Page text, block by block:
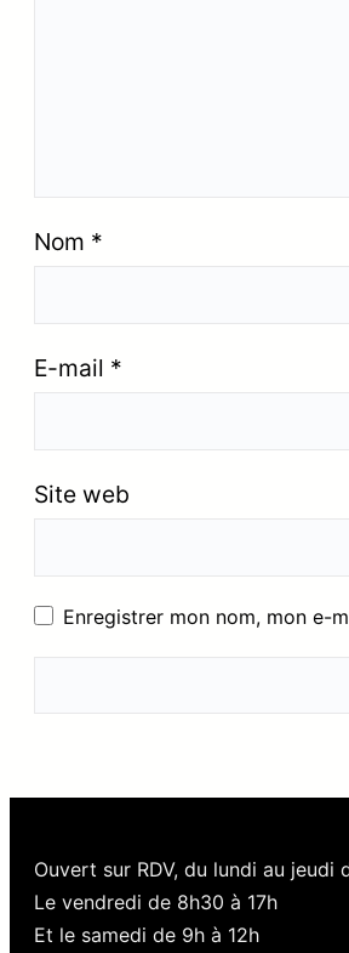
Nom *
E-mail *
Site web
Enregistrer mon nom, mon e-
Ouvert sur RDV, du lundi au jeudi
Le vendredi de 8h30 à 17h
Et le samedi de 9h à 12h